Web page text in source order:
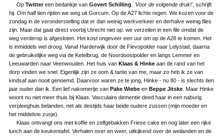
Op Twittereen bedankje van Govert Schilling 'Voor de volgende druk!', schrijft
hij. Om half tien rijden we weg uit Gorcum. Op de A27 lichte regen. We kozen voor de
zondag in de veronderstelling dat er dan weinig werkverkeer en derhalve weinig files
zijn. Maar dat gaat direct voorbij Utrecht niet op: we verzeilen in een file omdat de
weg verderop is afgesloten. Het kost ongeveer een uur om op de A28 te komen. Het
is inmiddels wel droog. Vanaf Harderwijk door de Flevopolder naar Lelystad, daarna
de gebruikelijke weg via de Ketelbrug, de Noordoostpolder en langs Lemmer en
Leeuwarden naar Veenwouden. Het huis van Klaas & Hinkeaan de rand van het
dorp vinden we snel. Eigenlijk zijn ze oom & tante van me, maar zo heb ik ze van
kindsaf aan nooit genoemd. Daarvoor waren ze te jong, Hinke - nu 80 - is slechts tien
jaar ouder dan ik. Een lief nakomertje van Pake WiebeenBeppe Jitske. Maar Hinke
woont nu niet meer thuis bij Klaas. Vasculaire dementie deed haar in een naburig
verpleeghuis belanden, net als destijds haar beide oudere zussen (mijn moeder en
het middelste zusje).
Klaas ontvangt ons met koffie en zelfgebakken Friese cake en nog later een rijke
lunch aan de keukentafel. Verhalen over en weer, uitkijkend over de weilanden en de